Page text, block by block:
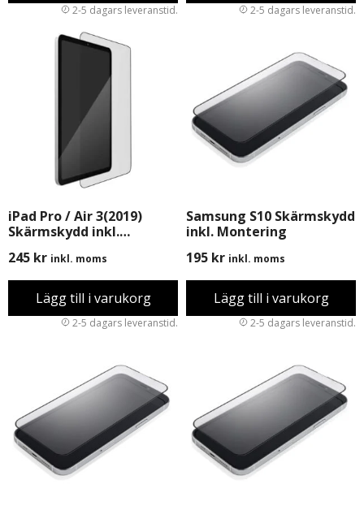
iPad Pro / Air 3(2019)
Skärmskydd inkl.
245 kr inkl. moms
Lägg till i varukorg
Samsung S10 Skärmskydd
inkl. Montering
195 kr inkl. moms
Lägg till i varukorg